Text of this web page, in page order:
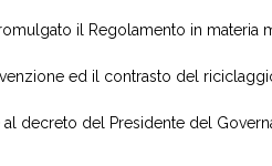
il Regolamento in materia
ed il contrasto del
decreto del Presidente del